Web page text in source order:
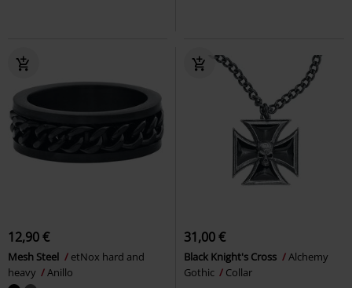
12,90 €
Mesh Steel
etNox hard and
heavy
Anillo
31,00 €
Black Knight's Cross
Alchemy
Gothic
Collar